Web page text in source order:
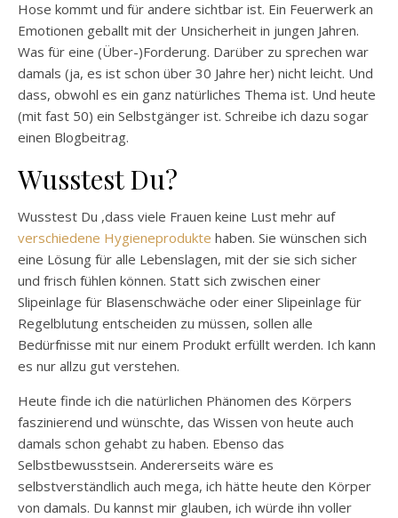
Hose kommt und für andere sichtbar ist. Ein Feuerwerk an
Emotionen geballt mit der Unsicherheit in jungen Jahren.
Was für eine (Über-)Forderung. Darüber zu sprechen war
damals (ja, es ist schon über 30 Jahre her) nicht leicht. Und
dass, obwohl es ein ganz natürliches Thema ist. Und heute
(mit fast 50) ein Selbstgänger ist. Schreibe ich dazu sogar
einen Blogbeitrag.
Wusstest Du?
Wusstest Du ,dass viele Frauen keine Lust mehr auf
verschiedene Hygieneprodukte haben. Sie wünschen sich
eine Lösung für alle Lebenslagen, mit der sie sich sicher
und frisch fühlen können. Statt sich zwischen einer
Slipeinlage für Blasenschwäche oder einer Slipeinlage für
Regelblutung entscheiden zu müssen, sollen alle
Bedürfnisse mit nur einem Produkt erfüllt werden. Ich kann
es nur allzu gut verstehen.
Heute finde ich die natürlichen Phänomen des Körpers
faszinierend und wünschte, das Wissen von heute auch
damals schon gehabt zu haben. Ebenso das
Selbstbewusstsein. Andererseits wäre es
selbstverständlich auch mega, ich hätte heute den Körper
von damals. Du kannst mir glauben, ich würde ihn voller